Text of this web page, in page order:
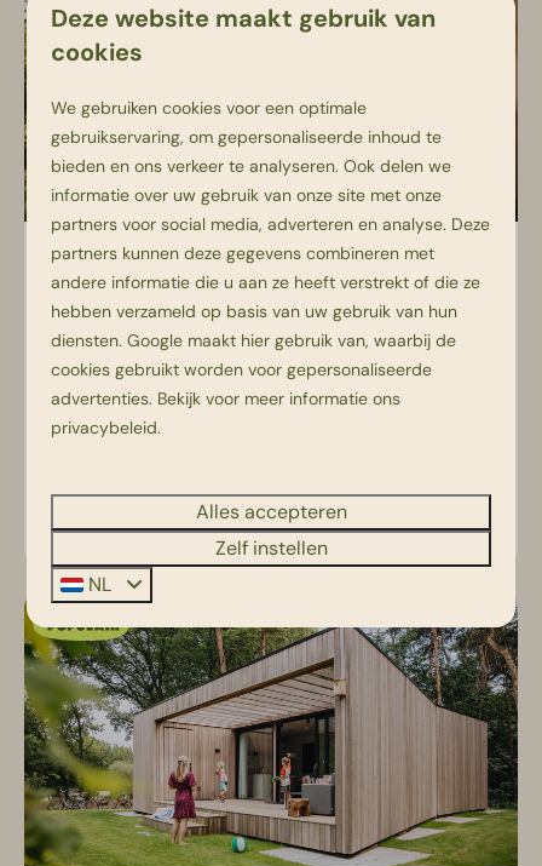
Vanaf
€ 345
3 nachten
2 personen
Youpi! Lodge
6 3 Nee
Ja
Geïsoleerd én CV
Vaatwasser
Flatscreen TV
Bekijken
Deze website maakt gebruik van
cookies
We gebruiken cookies voor een optimale
gebruikservaring, om gepersonaliseerde inhoud te
bieden en ons verkeer te analyseren. Ook delen we
informatie over uw gebruik van onze site met onze
partners voor social media, adverteren en analyse. Deze
partners kunnen deze gegevens combineren met
andere informatie die u aan ze heeft verstrekt of die ze
hebben verzameld op basis van uw gebruik van hun
diensten.Google maakt hier gebruik van, waarbij de
cookies gebruikt worden voor gepersonaliseerde
advertenties. Bekijk voor meer informatie ons
privacybeleid.
Alles accepteren
Zelf instellen
NL